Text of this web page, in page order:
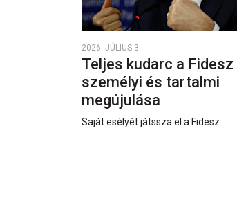
2026. JÚLIUS 3.
Teljes kudarc a Fidesz
személyi és tartalmi
megújulása
Saját esélyét játssza el a Fidesz.